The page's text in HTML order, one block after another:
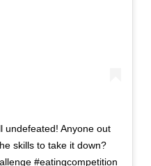
undefeated! Anyone out
skills to take it down?
#eatingcompetition